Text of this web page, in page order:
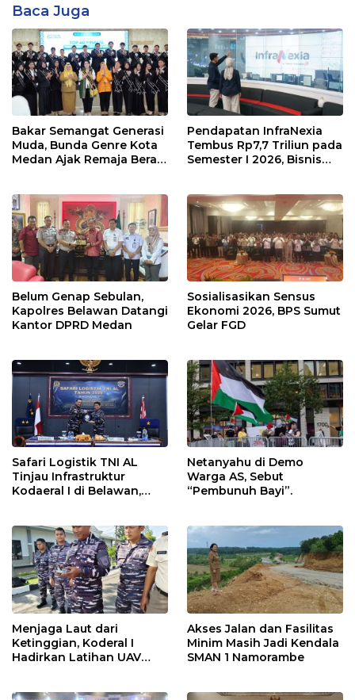
Baca Juga
Bakar Semangat Generasi
Muda, Bunda Genre Kota
Medan Ajak Remaja Berani
Pendapatan InfraNexia
Tembus Rp7,7 Triliun pada
Semester I 2026, Bisnis
Belum Genap Sebulan,
Kapolres Belawan Datangi
Kantor DPRD Medan
Sosialisasikan Sensus
Ekonomi 2026, BPS Sumut
Gelar FGD
Safari Logistik TNI AL
Tinjau Infrastruktur
Kodaeral I di Belawan,
Netanyahu di Demo
Warga AS, Sebut
“Pembunuh Bayi”.
Menjaga Laut dari
Ketinggian, Koderal I
Hadirkan Latihan UAV
Akses Jalan dan Fasilitas
Minim Masih Jadi Kendala
SMAN 1 Namorambe